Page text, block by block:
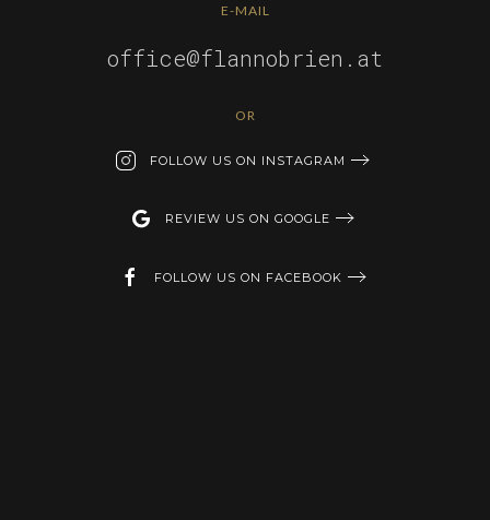
E-MAIL
office@flannobrien.at
OR
FOLLOW US ON INSTAGRAM
REVIEW US ON GOOGLE
FOLLOW US ON FACEBOOK